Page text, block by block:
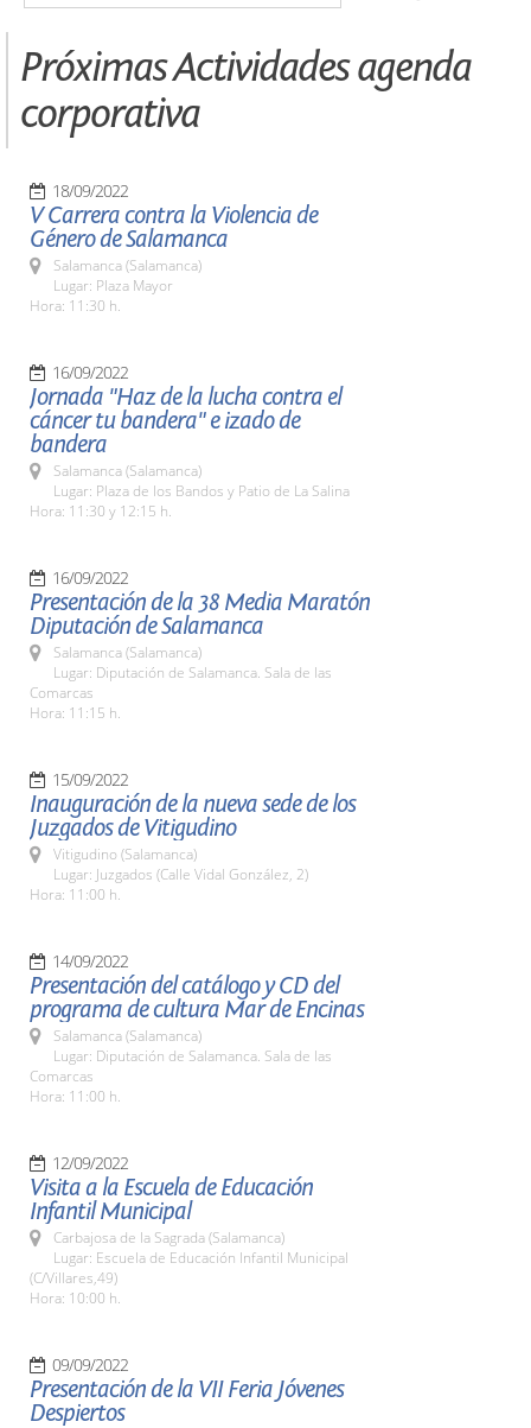
Próximas Actividades agenda
corporativa
18/09/2022
V Carrera contra la Violencia de
Género de Salamanca
Salamanca (Salamanca)
Lugar: Plaza Mayor
Hora: 11:30 h.
16/09/2022
Jornada "Haz de la lucha contra el
cáncer tu bandera" e izado de
bandera
Salamanca (Salamanca)
Lugar: Plaza de los Bandos y Patio de La Salina
Hora: 11:30 y 12:15 h.
16/09/2022
Presentación de la 38 Media Maratón
Diputación de Salamanca
Salamanca (Salamanca)
Lugar: Diputación de Salamanca. Sala de las
Comarcas
Hora: 11:15 h.
15/09/2022
Inauguración de la nueva sede de los
Juzgados de Vitigudino
Vitigudino (Salamanca)
Lugar: Juzgados (Calle Vidal González, 2)
Hora: 11:00 h.
14/09/2022
Presentación del catálogo y CD del
programa de cultura Mar de Encinas
Salamanca (Salamanca)
Lugar: Diputación de Salamanca. Sala de las
Comarcas
Hora: 11:00 h.
12/09/2022
Visita a la Escuela de Educación
Infantil Municipal
Carbajosa de la Sagrada (Salamanca)
Lugar: Escuela de Educación Infantil Municipal
(C/Villares,49)
Hora: 10:00 h.
09/09/2022
Presentación de la VII Feria Jóvenes
Despiertos